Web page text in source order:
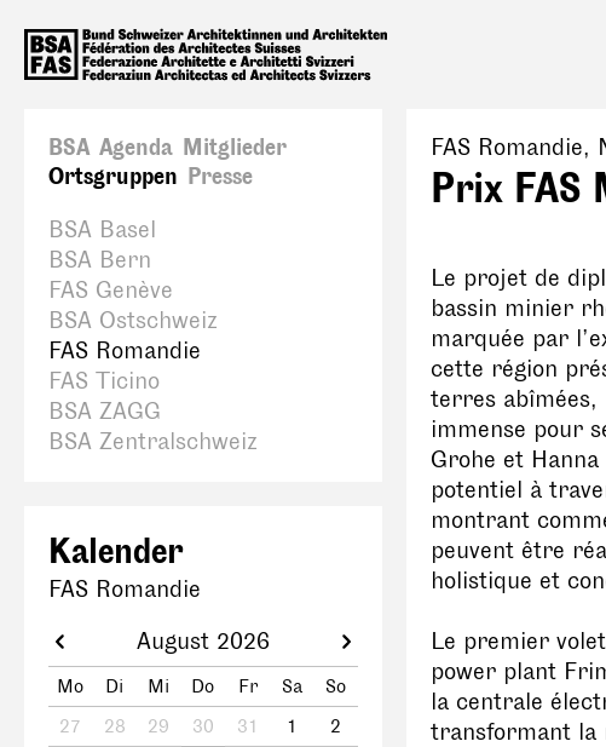
BSA Agenda Mitglieder
Ortsgruppen Presse
BSA Basel
BSA Bern
FAS Genève
BSA Ostschweiz
FAS Romandie
FAS Ticino
BSA ZAGG
BSA Zentralschweiz
FAS Romandie,
Prix FAS
Le projet de
bassin minier
marquée par
cette région
terres abîmées,
immense pour
Grohe et
potentiel à
montrant
peuvent être
holistique et
Le premier
power plant
la centrale
transformant la
Kalender
FAS Romandie
August 2026
Mo Di Mi Do Fr Sa
So
27
28 29 30 31 1
2